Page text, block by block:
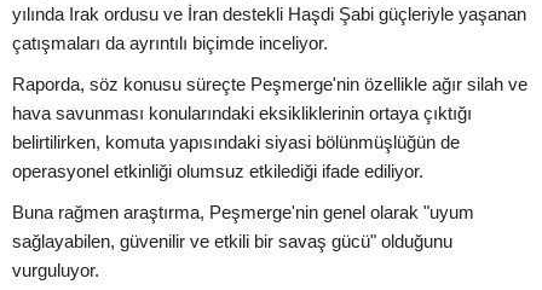
yılında Irak ordusu ve İran destekli Haşdi Şabi güçleriyle yaşanan
çatışmaları da ayrıntılı biçimde inceliyor.
Raporda, söz konusu süreçte Peşmerge'nin özellikle ağır silah ve
hava savunması konularındaki eksikliklerinin ortaya çıktığı
belirtilirken, komuta yapısındaki siyasi bölünmüşlüğün de
operasyonel etkinliği olumsuz etkilediği ifade ediliyor.
Buna rağmen araştırma, Peşmerge'nin genel olarak "uyum
sağlayabilen, güvenilir ve etkili bir savaş gücü" olduğunu
vurguluyor.